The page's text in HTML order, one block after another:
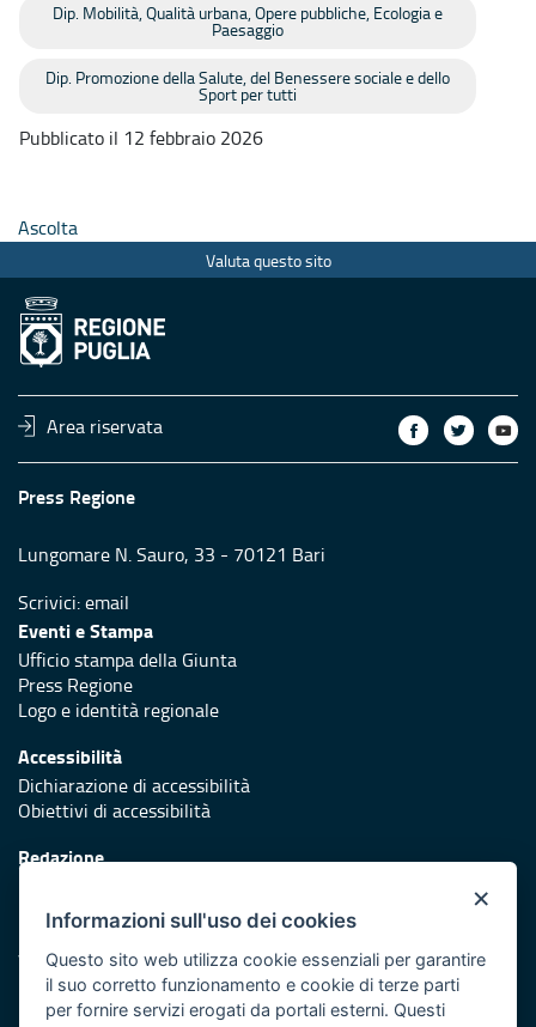
Dip. Mobilità, Qualità urbana, Opere pubbliche, Ecologia e
Paesaggio
Dip. Promozione della Salute, del Benessere sociale e dello
Sport per tutti
Pubblicato il 12 febbraio 2026
Ascolta
Valuta questo sito
Area riservata
Press Regione
Lungomare N. Sauro, 33 - 70121 Bari
Scrivici:email
Eventi e Stampa
Ufficio stampa della Giunta
Press Regione
Logo e identità regionale
Accessibilità
Dichiarazione di accessibilità
Obiettivi di accessibilità
Redazione
Protezione civile
Vai al sito di Protezione Civile Puglia
Iniziativa finanziata con risorse del POR Puglia 2014/2020 -
×
Informazioni sull'uso dei cookies
Questo sito web utilizza cookie essenziali per garantire
il suo corretto funzionamento e cookie di terze parti
per fornire servizi erogati da portali esterni. Questi